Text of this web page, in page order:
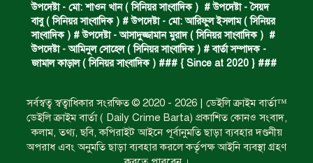
একজন সড়ক দুর্ঘটনায় নিহত ও দুইজন আহত।
ডাকাত দলের সদস্য গ্রেফতার।
ঝুলন্ত মরদেহ উদ্ধার।
উপদেষ্টা - মো: শাওন খান ( সিনিয়র সাংবাদিক ) # উপদেষ্টা - সৈয়দ
বাবু ( সিনিয়র সাংবাদিক ) # উপদেষ্টা - মো: আরিফুল ইসলাম ( সিনিয়র
সাংবাদিক ) # উপদেষ্টা - আসাদুজ্জামান মুরাদ ( সিনিয়র সাংবাদিক ) #
উপদেষ্টা - আমিনুল সোহেল ( সিনিয়র সাংবাদিক ) # বার্তা সম্পাদক -
জামাল কাড়াল ( সিনিয়র সাংবাদিক ) ### { Since at 2020 } ###
সর্বস্বত্ব স্বত্বাধিকার সংরক্ষিত © 2020 - 2026 | ডেইলি ক্রাইম বার্তা™
ডেইলি ক্রাইম বার্তা ( Daily Crime Barta) প্রকাশিত কোনও সংবাদ,
কলাম, তথ্য, ছবি, কপিরাইট আইনে পূর্বানুমতি ছাড়া ব্যবহার দণ্ডনীয়
অপরাধ এবং অনুমতি ছাড়া ব্যবহার করলে কর্তৃপক্ষ আইনি ব্যবস্থা গ্রহণ